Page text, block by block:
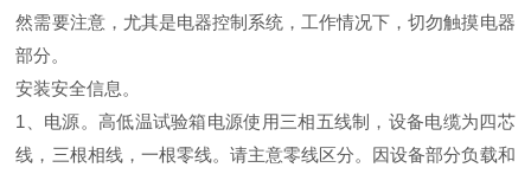
然需要注意，尤其是电器控制系统，工作情况下，切勿触摸电器
部分。
安装安全信息。
1、电源。高低温试验箱电源使用三相五线制，设备电缆为四芯
线，三根相线，一根零线。请主意零线区分。因设备部分负载和